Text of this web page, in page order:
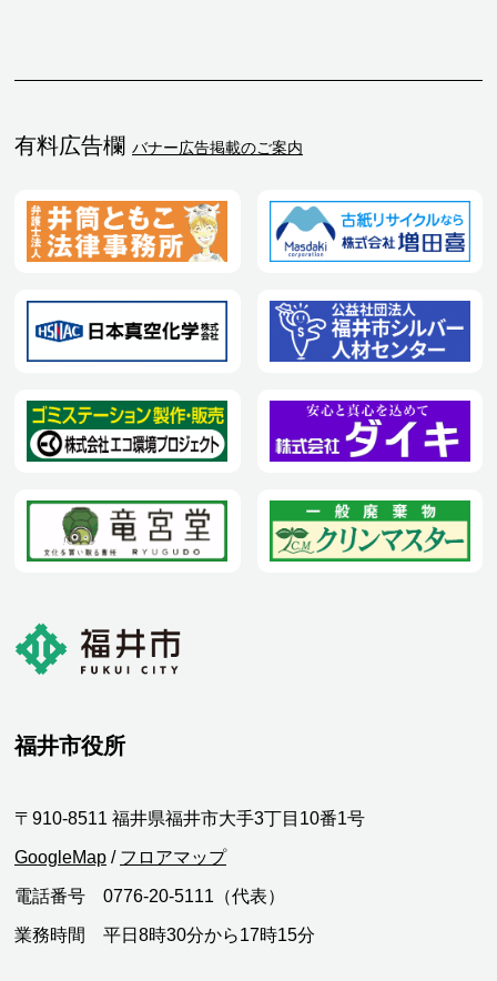
有料広告欄 バナー広告掲載のご案内
福井市役所
〒910-8511 福井県福井市大手3丁目10番1号
GoogleMap / フロアマップ
電話番号 0776-20-5111（代表）
業務時間 平日8時30分から17時15分